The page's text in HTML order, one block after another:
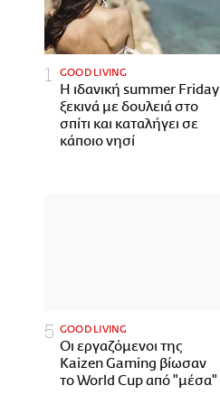
GOOD LIVING
Η ιδανική summer Friday
ξεκινά με δουλειά στο
σπίτι και καταλήγει σε
κάποιο νησί
GOOD LIVING
Οι εργαζόμενοι της
Kaizen Gaming βίωσαν
το World Cup από "μέσα"